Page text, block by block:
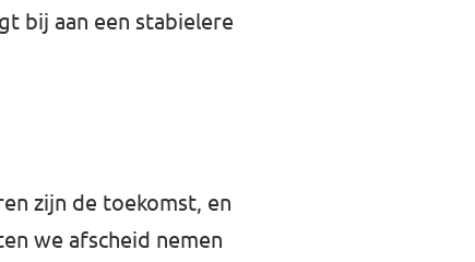
bij aan een stabielere
zijn de toekomst, en
we afscheid nemen